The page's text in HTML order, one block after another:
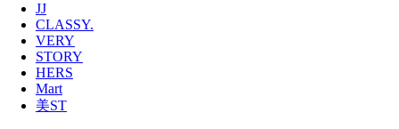
JJ
CLASSY.
VERY
STORY
HERS
Mart
美ST